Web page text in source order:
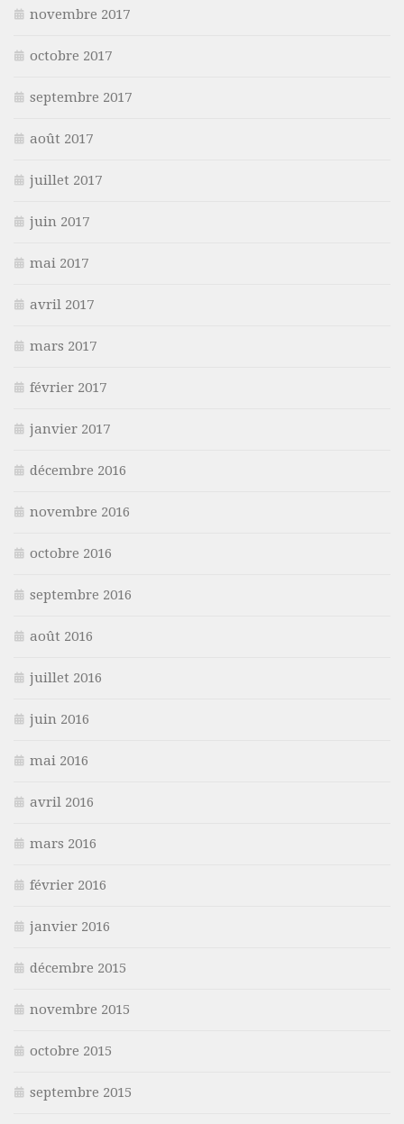
novembre 2017
octobre 2017
septembre 2017
août 2017
juillet 2017
juin 2017
mai 2017
avril 2017
mars 2017
février 2017
janvier 2017
décembre 2016
novembre 2016
octobre 2016
septembre 2016
août 2016
juillet 2016
juin 2016
mai 2016
avril 2016
mars 2016
février 2016
janvier 2016
décembre 2015
novembre 2015
octobre 2015
septembre 2015